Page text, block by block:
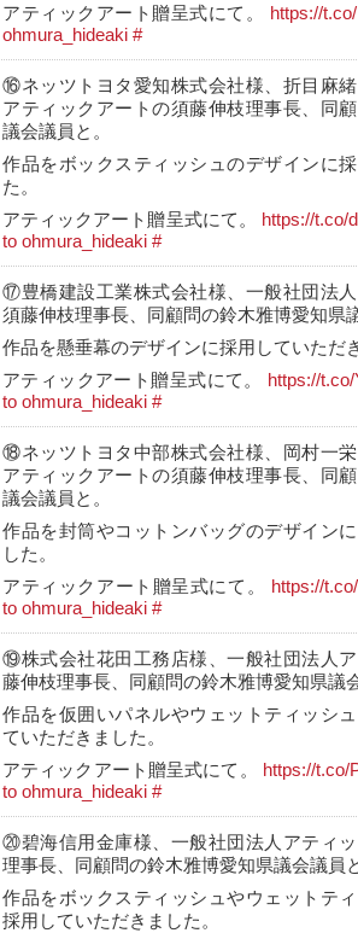
アティックアート贈呈式にて。
https://
ohmura_hideaki #
⑯ネッツトヨタ愛知株式会社様、折目麻
アティックアートの須藤伸枝理事長、同
議会議員と。
作品をボックスティッシュのデザインに
た。
アティックアート贈呈式にて。
https://t.co/
to ohmura_hideaki #
⑰豊橋建設工業株式会社様、一般社団法
須藤伸枝理事長、同顧問の鈴木雅博愛知県
作品を懸垂幕のデザインに採用していただ
アティックアート贈呈式にて。
https://
to ohmura_hideaki #
⑱ネッツトヨタ中部株式会社様、岡村一
アティックアートの須藤伸枝理事長、同
議会議員と。
作品を封筒やコットンバッグのデザイン
した。
アティックアート贈呈式にて。
https://
to ohmura_hideaki #
⑲株式会社花田工務店様、一般社団法人
藤伸枝理事長、同顧問の鈴木雅博愛知県議
作品を仮囲いパネルやウェットティッシ
ていただきました。
アティックアート贈呈式にて。
https://t.co/
to ohmura_hideaki #
⑳碧海信用金庫様、一般社団法人アティ
理事長、同顧問の鈴木雅博愛知県議会議員
作品をボックスティッシュやウェットテ
採用していただきました。